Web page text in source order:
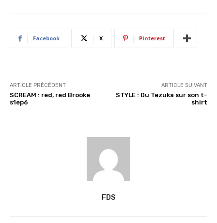
t
Facebook X Pinterest
ARTICLE PRÉCÉDENT
SCREAM : red, red Brooke
s1ep6
ARTICLE SUIVANT
STYLE : Du Tezuka sur son t-
shirt
FDS